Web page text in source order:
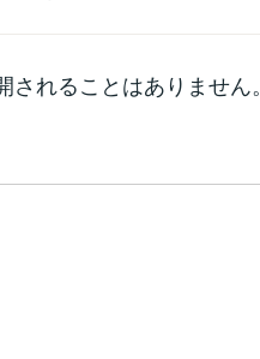
れることはありません。